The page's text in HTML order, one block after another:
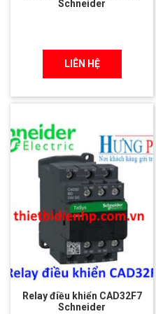
Schneider
LIÊN HỆ
Relay điều khiển CAD32F7
Schneider